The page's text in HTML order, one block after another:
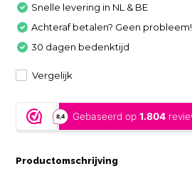
Snelle levering in NL & BE
Achteraf betalen? Geen probleem!
30 dagen bedenktijd
Vergelijk
Productomschrijving